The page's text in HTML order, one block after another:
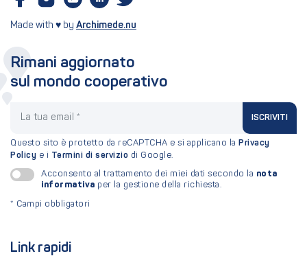
Made with ♥ by Archimede.nu
Link rapidi
Rimani aggiornato
sul mondo cooperativo
ISCRIVITI
Questo sito è protetto da reCAPTCHA e si applicano la Privacy
Policy e i Termini di servizio di Google.
Acconsento al trattamento dei miei dati secondo la nota
informativa per la gestione della richiesta.
* Campi obbligatori